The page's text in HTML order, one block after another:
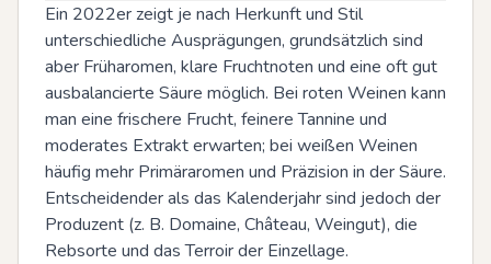
Ein 2022er zeigt je nach Herkunft und Stil
unterschiedliche Ausprägungen, grundsätzlich sind
aber Früharomen, klare Fruchtnoten und eine oft gut
ausbalancierte Säure möglich. Bei roten Weinen kann
man eine frischere Frucht, feinere Tannine und
moderates Extrakt erwarten; bei weißen Weinen
häufig mehr Primäraromen und Präzision in der Säure.
Entscheidender als das Kalenderjahr sind jedoch der
Produzent (z. B. Domaine, Château, Weingut), die
Rebsorte und das Terroir der Einzellage.